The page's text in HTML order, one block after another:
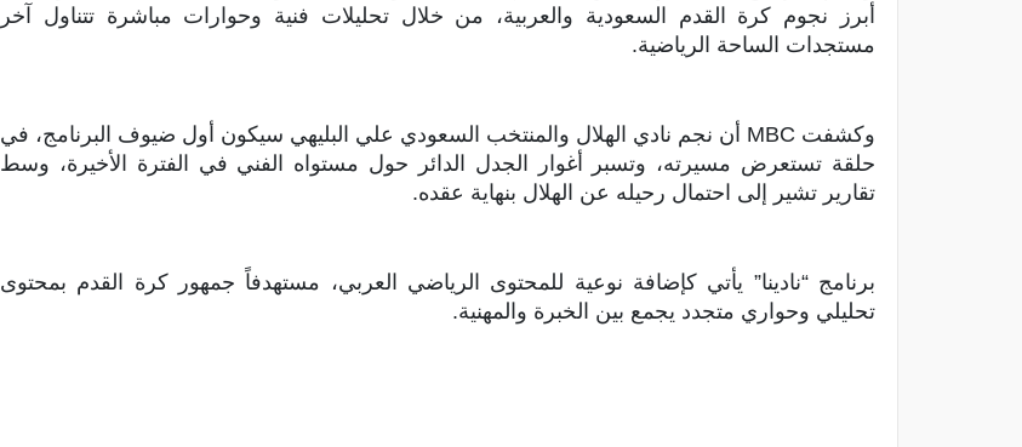
أبرز نجوم كرة القدم السعودية والعربية، من خلال تحليلات فنية وحوارات مباشرة تتناول آخر
مستجدات الساحة الرياضية.
وكشفت MBC أن نجم نادي الهلال والمنتخب السعودي علي البليهي سيكون أول ضيوف البرنامج، في
حلقة تستعرض مسيرته، وتسبر أغوار الجدل الدائر حول مستواه الفني في الفترة الأخيرة، وسط
تقارير تشير إلى احتمال رحيله عن الهلال بنهاية عقده.
برنامج “نادينا” يأتي كإضافة نوعية للمحتوى الرياضي العربي، مستهدفاً جمهور كرة القدم بمحتوى
تحليلي وحواري متجدد يجمع بين الخبرة والمهنية.